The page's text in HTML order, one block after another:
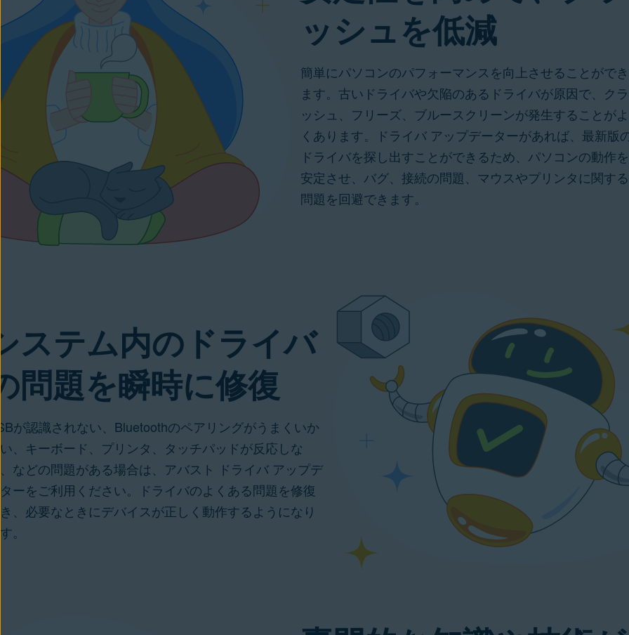
ッシュを低減
簡単にパソコンのパフォーマンスを向上させることができ
ます。古いドライバや欠陥のあるドライバが原因で、クラ
ッシュ、フリーズ、 ブルースクリーンが発生することがよ
くあります。ドライバ アップデーターがあれば、最新版
ドライバを探し出すことができるため、パソコンの動作を
安定させ、バグ、接続の問題、マウスやプリンタに関する
問題を回避できます。
ステム内のドライバ
問題を瞬時に修復
が認識されない、Bluetoothのペアリングがうまくいか
、 キーボード 、プリンタ、 タッチパッドが反応しな
などの問題がある場合は、アバスト ドライバ アップデ
ーをご利用ください。ドライバのよくある問題を修復
、必要なときにデバイスが正しく動作するようになり
。